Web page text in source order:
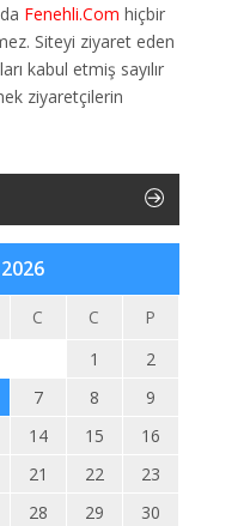
Fenehli.Com hiçbir
Siteyi ziyaret eden
kabul etmiş sayılır
ziyaretçilerin
C C
P
1
2
7 8
9
14 15
16
21 22
23
28 29
30